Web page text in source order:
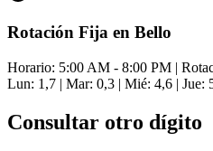
Rotación Fija en Bello
Horario: 5:00 AM - 8:00 PM |
Lun: 1,7 | Mar: 0,3 | Mié: 4,6 | Jue:
Consultar otro dígito